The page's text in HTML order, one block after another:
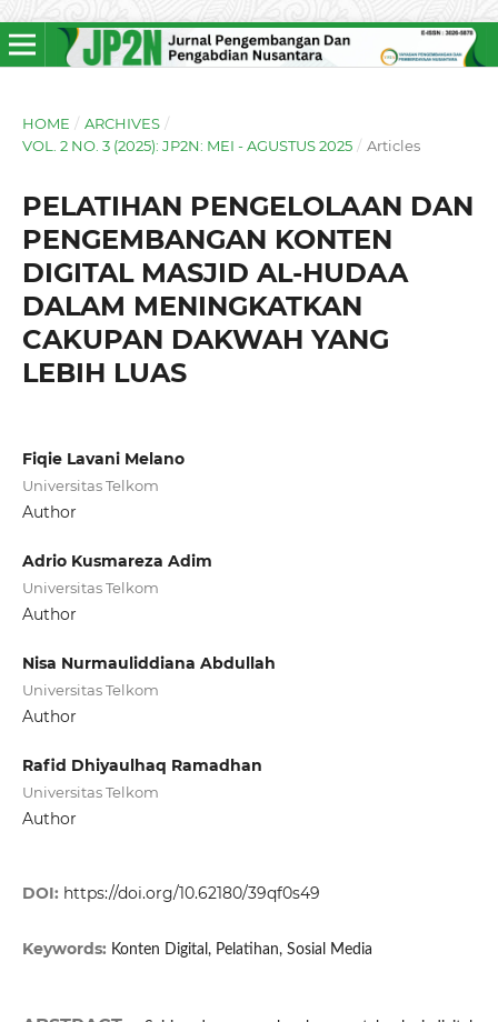
HOME / ARCHIVES /
VOL. 2 NO. 3 (2025): JP2N: MEI - AGUSTUS 2025 / Articles
PELATIHAN PENGELOLAAN DAN
PENGEMBANGAN KONTEN
DIGITAL MASJID AL-HUDAA
DALAM MENINGKATKAN
CAKUPAN DAKWAH YANG
LEBIH LUAS
Fiqie Lavani Melano
Universitas Telkom
Author
Adrio Kusmareza Adim
Universitas Telkom
Author
Nisa Nurmauliddiana Abdullah
Universitas Telkom
Author
Rafid Dhiyaulhaq Ramadhan
Universitas Telkom
Author
DOI: https://doi.org/10.62180/39qf0s49
Keywords: Konten Digital, Pelatihan, Sosial Media